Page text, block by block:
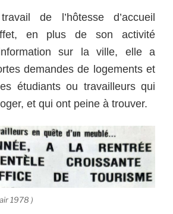
de l’hôtesse d’accueil
en plus de son activité
sur la ville, elle a
demandes de logements et
étudiants ou travailleurs qui
et qui ont peine à trouver.
1978 )